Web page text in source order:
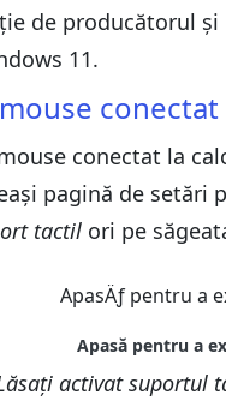
de
11.
conectat la
pagină de setări
tactil ori pe
activat suportul